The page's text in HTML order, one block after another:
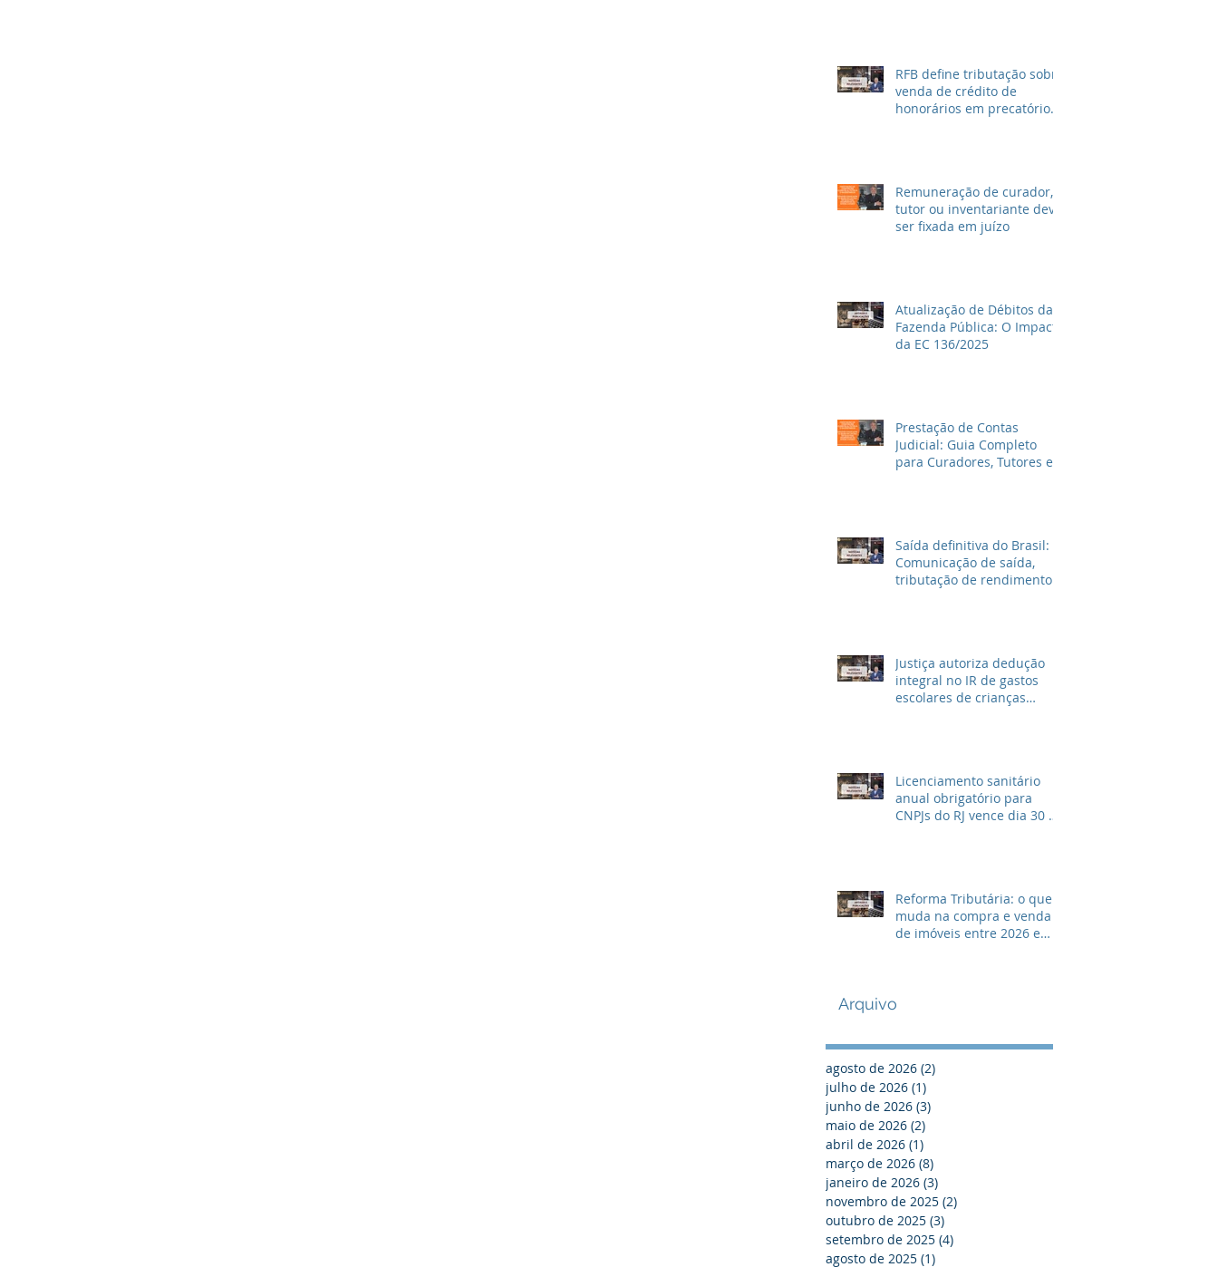
RFB define tributação sobre
venda de crédito de
honorários em precatórios
Remuneração de curador,
tutor ou inventariante deve
ser fixada em juízo
Atualização de Débitos da
Fazenda Pública: O Impacto
da EC 136/2025
Prestação de Contas
Judicial: Guia Completo
para Curadores, Tutores e
Saída definitiva do Brasil:
Comunicação de saída,
tributação de rendimentos
Justiça autoriza dedução
integral no IR de gastos
escolares de crianças
Licenciamento sanitário
anual obrigatório para
CNPJs do RJ vence dia 30 de
Reforma Tributária: o que
muda na compra e venda
de imóveis entre 2026 e
Arquivo
agosto de 2026 (2)
julho de 2026 (1)
junho de 2026 (3)
maio de 2026 (2)
abril de 2026 (1)
março de 2026 (8)
janeiro de 2026 (3)
novembro de 2025 (2)
outubro de 2025 (3)
setembro de 2025 (4)
agosto de 2025 (1)